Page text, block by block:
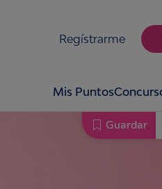
Regístrarme
Mis Puntos
Guardar